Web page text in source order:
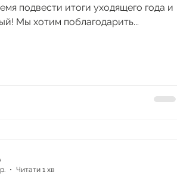
подвести итоги уходящего года и
Мы хотим поблагодарить...
Читати 1 хв